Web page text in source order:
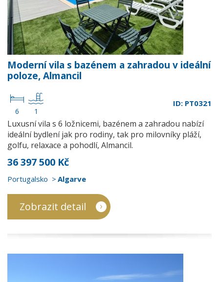
Moderní vila s bazénem a zahradou v ideální
poloze, Almancil
6 1
ID: PT0321
Luxusní vila s 6 ložnicemi, bazénem a zahradou nabízí
ideální bydlení jak pro rodiny, tak pro milovníky pláží,
golfu, relaxace a pohodlí, Almancil.
36 397 500 Kč
Portugalsko Algarve
Zobrazit detail